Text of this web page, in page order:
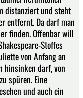
distanziert und steht
entfernt. Da darf man
finden. Offenbar will
Stoffes
von Anfang an
hinsinken darf, von
spüren. Eine
und auch ein